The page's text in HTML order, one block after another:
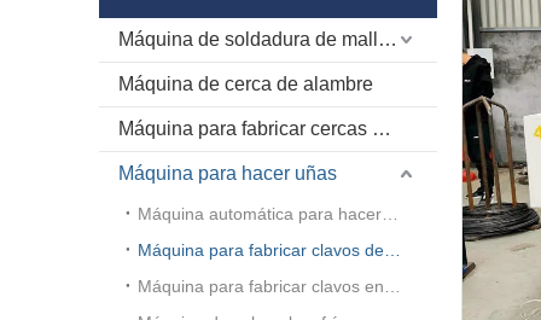
Máquina de soldadura de malla de alambre
Máquina de cerca de alambre
Máquina para fabricar cercas para ganado
Máquina para hacer uñas